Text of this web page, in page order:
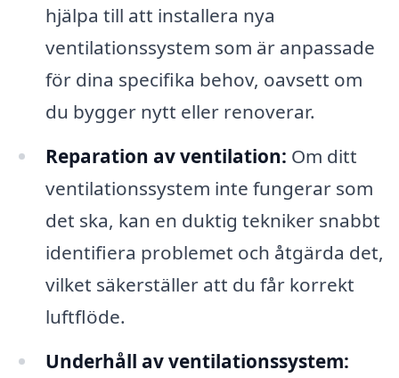
hjälpa till att installera nya
ventilationssystem som är anpassade
för dina specifika behov, oavsett om
du bygger nytt eller renoverar.
Reparation av ventilation: Om ditt
ventilationssystem inte fungerar som
det ska, kan en duktig tekniker snabbt
identifiera problemet och åtgärda det,
vilket säkerställer att du får korrekt
luftflöde.
Underhåll av ventilationssystem: